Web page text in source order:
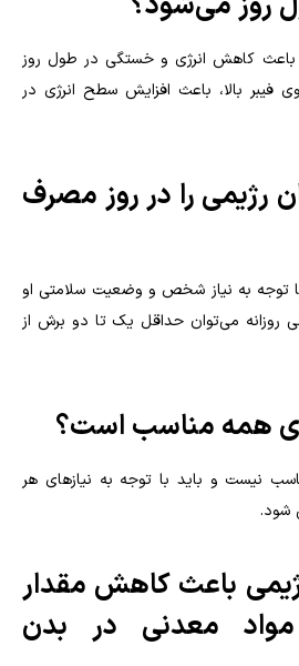
باعث کاهش انرژی و خستگی در طول روز
فیبر بالا، باعث افزایش سطح انرژی در
رژیمی را در روز مصرف
توجه به نیاز شخص و وضعیت سلامتی او
روزانه می‌توان حداقل یک تا دو برش از
همه مناسب است؟
نیست و باید با توجه به نیازهای هر
شود.
باعث کاهش مقدار
مواد معدنی در بدن